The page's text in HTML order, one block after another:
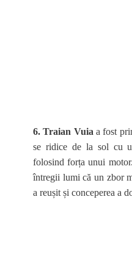
6. Traian Vuia a fost
se ridice de la sol cu
folosind forța unui
întregii lumi că un zbor
a reușit și conceperea a